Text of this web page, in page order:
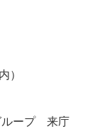
）
ープ 来庁